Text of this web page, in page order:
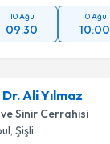
10 Ağu
09:30
10 Ağu
10:00
Ali Yılmaz
Sinir Cerrahisi
, Şişli